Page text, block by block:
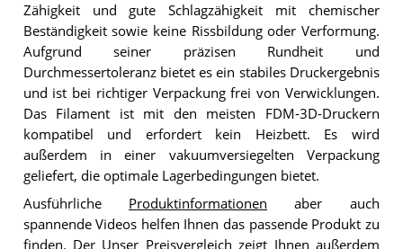
Zähigkeit und gute Schlagzähigkeit mit chemischer
Beständigkeit sowie keine Rissbildung oder Verformung.
Aufgrund seiner präzisen Rundheit und
Durchmessertoleranz bietet es ein stabiles Druckergebnis
und ist bei richtiger Verpackung frei von Verwicklungen.
Das Filament ist mit den meisten FDM-3D-Druckern
kompatibel und erfordert kein Heizbett. Es wird
außerdem in einer vakuumversiegelten Verpackung
geliefert, die optimale Lagerbedingungen bietet.
Ausführliche Produktinformationen aber auch
spannende Videos helfen Ihnen das passende Produkt zu
finden. Der Unser Preisvergleich zeigt Ihnen außerdem